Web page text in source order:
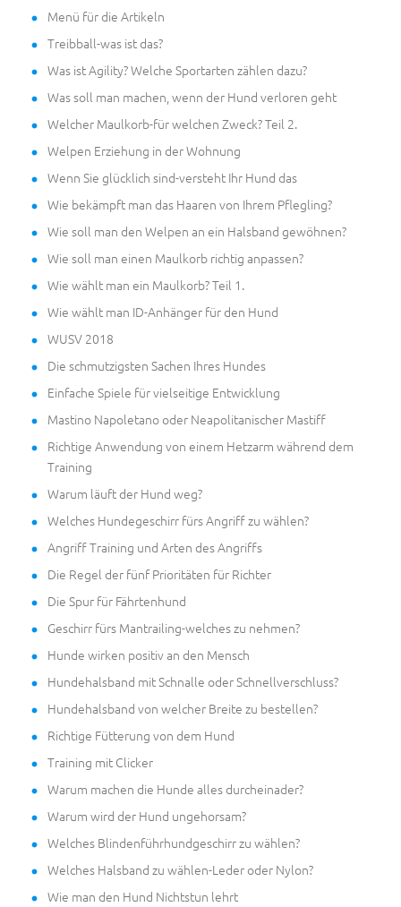
Menü für die Artikeln
Treibball-was ist das?
Was ist Agility? Welche Sportarten zählen dazu?
Was soll man machen, wenn der Hund verloren geht
Welcher Maulkorb-für welchen Zweck? Teil 2.
Welpen Erziehung in der Wohnung
Wenn Sie glücklich sind-versteht Ihr Hund das
Wie bekämpft man das Haaren von Ihrem Pflegling?
Wie soll man den Welpen an ein Halsband gewöhnen?
Wie soll man einen Maulkorb richtig anpassen?
Wie wählt man ein Maulkorb? Teil 1.
Wie wählt man ID-Anhänger für den Hund
WUSV 2018
Die schmutzigsten Sachen Ihres Hundes
Einfache Spiele für vielseitige Entwicklung
Mastino Napoletano oder Neapolitanischer Mastiff
Richtige Anwendung von einem Hetzarm während dem
Training
Warum läuft der Hund weg?
Welches Hundegeschirr fürs Angriff zu wählen?
Angriff Training und Arten des Angriffs
Die Regel der fünf Prioritäten für Richter
Die Spur für Fährtenhund
Geschirr fürs Mantrailing-welches zu nehmen?
Hunde wirken positiv an den Mensch
Hundehalsband mit Schnalle oder Schnellverschluss?
Hundehalsband von welcher Breite zu bestellen?
Richtige Fütterung von dem Hund
Training mit Clicker
Warum machen die Hunde alles durcheinader?
Warum wird der Hund ungehorsam?
Welches Blindenführhundgeschirr zu wählen?
Welches Halsband zu wählen-Leder oder Nylon?
Wie man den Hund Nichtstun lehrt